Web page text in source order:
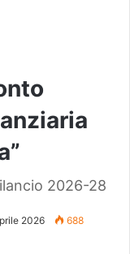
2026-28
2026 688